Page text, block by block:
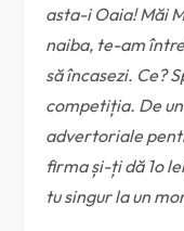
asta-i Oaia! Măi
naiba, te-am
să încasezi. Ce?
competiția. De
advertoriale
firma și-ți dă 1o
tu singur la un